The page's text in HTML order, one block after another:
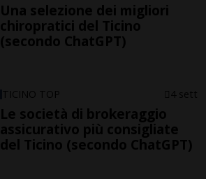
Una selezione dei migliori
chiropratici del Ticino
(secondo ChatGPT)
TICINO TOP 4 sett
Le società di brokeraggio
assicurativo più consigliate
del Ticino (secondo ChatGPT)